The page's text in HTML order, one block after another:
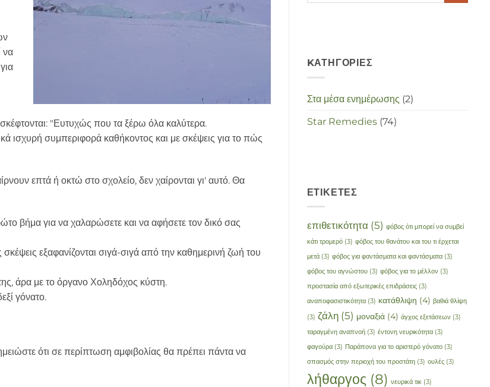
να
"Ευτυχώς που τα ξέρω όλα καλύτερα.
ισχυρή συμπεριφορά καθήκοντος και με σκέψεις για το πώς
επτά ή οκτώ στο σχολείο, δεν χαίρονται γι' αυτό. Θα
βήμα για να χαλαρώσετε και να αφήσετε τον δικό σας
εξαφανίζονται σιγά-σιγά από την καθημερινή ζωή του
άρα με το όργανο Χοληδόχος κύστη.
γόνατο.
ότι σε περίπτωση αμφιβολίας θα πρέπει πάντα να
in
KΑΤΗΓΟΡΊΕΣ
Στα μέσα ενημέρωσης (2)
Star Remedies(74)
ΕΤΙΚΈΤΕΣ
επιθετικότητα(5) φόβος ότι μπορεί να συμβεί
κάτι τρομερό(3) φόβος του θανάτου και του τι έρχεται
μετά(3) φόβος για φαντάσματα και φαντάσματα(3)
φόβος του αγνώστου(3) φόβος για το μέλλον (3)
προστασία από εξωτερικές επιδράσεις(3)
αναποφασιστικότητα(3) κατάθλιψη (4) βαθιά θλίψη
(3) ζάλη(5) μοναξιά(4) άγχος εξετάσεων (3)
ταραγμένη αναπνοή(3) έντονη νευρικότητα(3)
φαγούρα(3) Παράπονα για το αριστερό γόνατο(3)
σπασμός στην περιοχή του προστάτη(3) ουλές(3)
λήθαργος (8) νευρικά τικ(3)